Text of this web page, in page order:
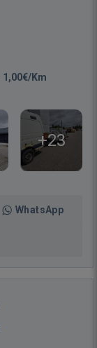
1,00€/Km
+23
WhatsApp